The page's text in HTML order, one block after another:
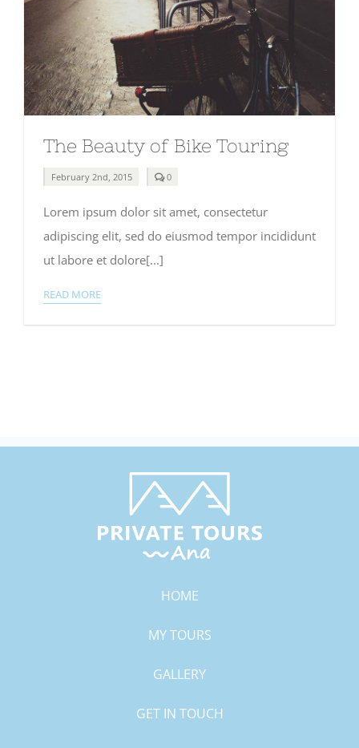
The Beauty of Bike Touring
February 2nd, 2015 0comments
Beauty
Bike
Lorem ipsum dolor sit amet, consectetur
adipiscing elit, sed do eiusmod tempor incididunt
ut labore et dolore[...]
READ MORE
HOME
MY TOURS
GALLERY
GET IN TOUCH